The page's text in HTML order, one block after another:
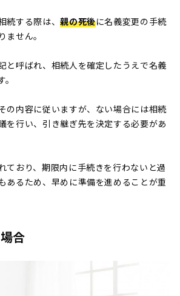
続する際は、親の死後に名義変更の手続
ません。
と呼ばれ、相続人を確定したうえで名義
の内容に従いますが、ない場合には相続
を行い、引き継ぎ先を決定する必要があ
ており、期限内に手続きを行わないと過
あるため、早めに準備を進めることが重
合